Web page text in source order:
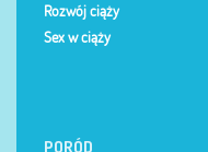
Rozwój ciąży
Sex w ciąży
PORÓD